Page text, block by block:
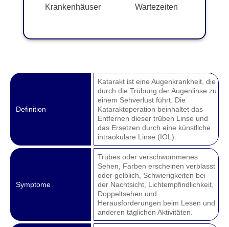
Krankenhäuser
Wartezeiten
Definition
Katarakt ist eine Augenkrankheit, die
durch die Trübung der Augenlinse zu
einem Sehverlust führt. Die
Kataraktoperation beinhaltet das
Entfernen dieser trüben Linse und
das Ersetzen durch eine künstliche
intraokulare Linse (IOL).
Symptome
Trübes oder verschwommenes
Sehen, Farben erscheinen verblasst
oder gelblich, Schwierigkeiten bei
der Nachtsicht, Lichtempfindlichkeit,
Doppeltsehen und
Herausforderungen beim Lesen und
anderen täglichen Aktivitäten.